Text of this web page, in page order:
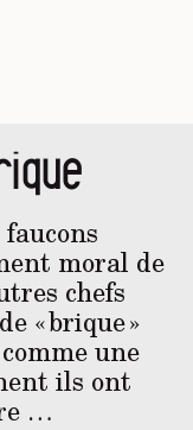
moral de
chefs
« brique »
une
ils ont
…